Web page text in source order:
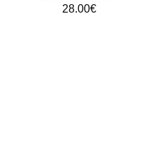
28.00€